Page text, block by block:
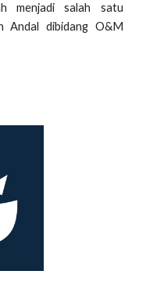
menjadi salah satu
Andal dibidang O&M